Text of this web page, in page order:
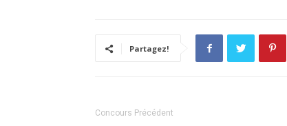
Partagez!
Concours Précédent